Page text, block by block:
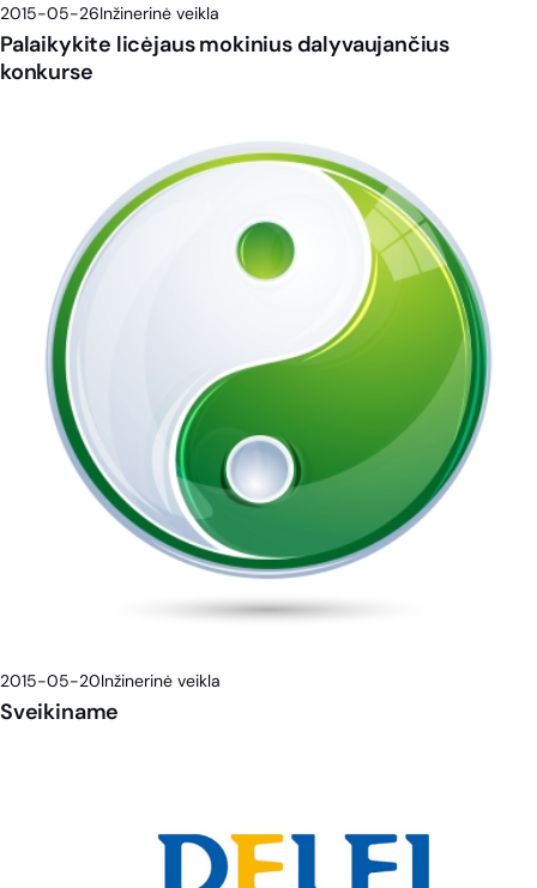
2015-05-26Inžinerinė veikla
Palaikykite licėjaus mokinius dalyvaujančius
konkurse
2015-05-20Inžinerinė veikla
Sveikiname